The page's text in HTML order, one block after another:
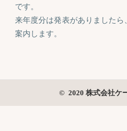
です。
来年度分は発表がありましたら
案内します。
© 2020 株式会社ケ